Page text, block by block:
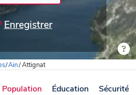
Enregistrer
/Ain/Attignat
Population Éducation Sécurité